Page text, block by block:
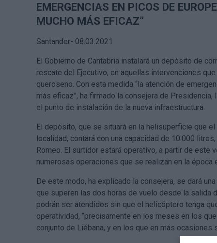
EMERGENCIAS EN PICOS DE
MUCHO MÁS EFICAZ”
Santander- 08.03.2021
El Gobierno de Cantabria instalará un depósito de
rescate del Ejecutivo, en aquellas intervenciones
queroseno. Con esta medida “la atención de
más eficaz”, ha firmado la consejera de
el punto de instalación de la nueva infraestructura.
El depósito, que se situará en la helisuperficie que
localidad, contará con una capacidad de 10.000
Romeo. El surtidor estará operativo, a partir de este
numerosas operaciones que se realizan en la
De este modo, ha explicado la consejera, se dará
que superen las dos horas de vuelo desde la salida
podrán ser atendidos sin que el helicóptero tenga
operatividad, “precisamente en los meses en los
conjunto de Liébana, y en los que en más